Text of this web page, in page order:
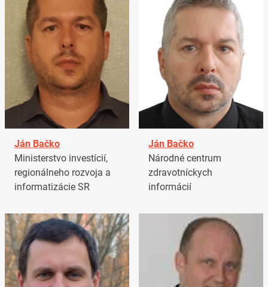
Ján Bačko
Ministerstvo investícií,
regionálneho rozvoja a
informatizácie SR
Ján Bačko
Národné centrum
zdravotníckych
informácií